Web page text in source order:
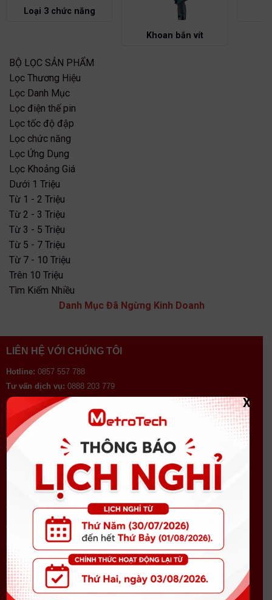
Loại 3 chức năng
Khoan bắn vít
BỘ LỌC SẢN PHẨM
Lọc Thương Hiệu
Lọc Danh Mục
Lọc điện thế pin
Lọc tốc độ đập
Lọc chức năng
Lọc Ứng Dụng
Lọc Khoảng Giá
Dưới 1 Triệu
Từ 1 - 2 Triệu
Từ 2 - 3 Triệu
Từ 3 - 5 Triệu
Từ 5 - 7 Triệu
Từ 7 - 10 Triệu
Trên 10 Triệu
Tìm Kiếm Nhiều
Danh Mục Đã Ngừng Kinh Doanh
LIÊN HỆ VỚI CHÚNG TÔI
Hotline: 0857 557 788
Tư vấn dịch vụ: 0888 203 779
THỜI GIAN LÀM VIỆC
Thứ 2 - Thứ 6:
Thứ 7:
8h00 - 12h00.
VỀ CHÚNG TÔI
Giới thiệu
Chăm sóc khách hàng
Tin tức
Tuyển dụng
Nội quy cửa hàng
X